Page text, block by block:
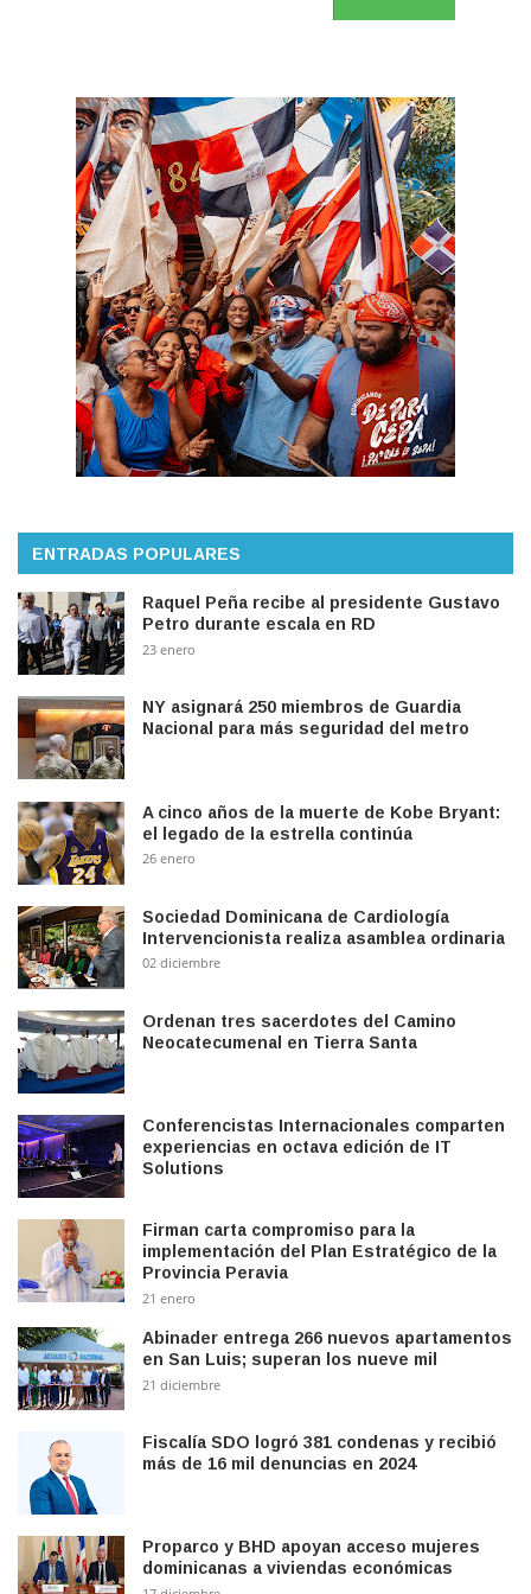
ENTRADAS POPULARES
Raquel Peña recibe al presidente Gustavo
Petro durante escala en RD
23 enero
NY asignará 250 miembros de Guardia
Nacional para más seguridad del metro
A cinco años de la muerte de Kobe Bryant:
el legado de la estrella continúa
26 enero
Sociedad Dominicana de Cardiología
Intervencionista realiza asamblea ordinaria
02 diciembre
Ordenan tres sacerdotes del Camino
Neocatecumenal en Tierra Santa
Conferencistas Internacionales comparten
experiencias en octava edición de IT
Solutions
Firman carta compromiso para la
implementación del Plan Estratégico de la
Provincia Peravia
21 enero
Abinader entrega 266 nuevos apartamentos
en San Luis; superan los nueve mil
21 diciembre
Fiscalía SDO logró 381 condenas y recibió
más de 16 mil denuncias en 2024
Proparco y BHD apoyan acceso mujeres
dominicanas a viviendas económicas